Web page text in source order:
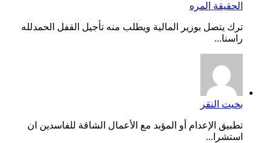
الحقيقة المره
ترك يتصل بوزير المالية ويطلب منه تأجيل القفل الحمدلله
راسنا...
بخيت النقر
تطبيق الإعدام أو المؤبد مع الأعمال الشاقة للفاسدين ان
استشرا...